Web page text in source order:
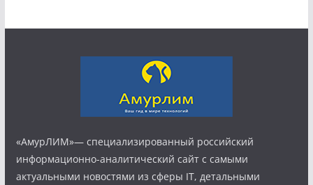
«АмурЛИМ»— специализированный российский
информационно-аналитический сайт с самыми
актуальными новостями из сферы IT, детальными